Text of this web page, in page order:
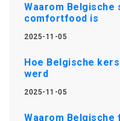
Waarom Belgische
comfortfood is
2025-11-05
Hoe Belgische
werd
2025-11-05
Waarom